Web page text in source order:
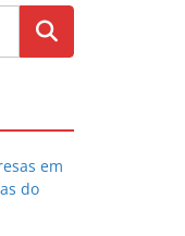
em
do